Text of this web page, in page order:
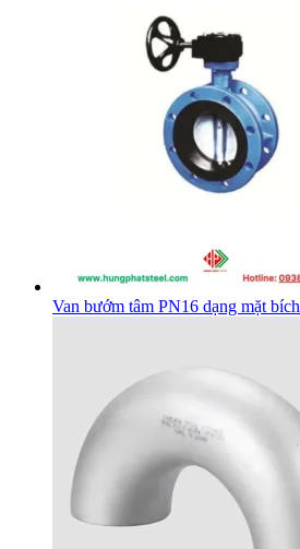
Van bướm tâm PN16 dạng mặt bích